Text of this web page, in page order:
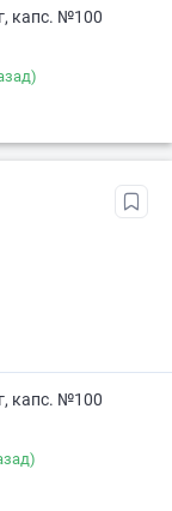
капс. №100
капс. №100